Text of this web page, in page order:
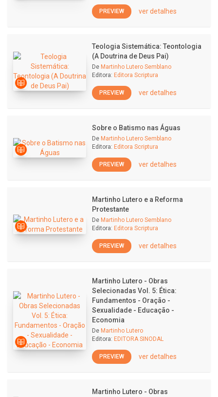
PREVIEW ver detalhes
Teologia Sistemática: Teontologia
(A Doutrina de Deus Pai)
De Martinho Lutero Semblano
Editora: Editora Scriptura
PREVIEW ver detalhes
Sobre o Batismo nas Águas
De Martinho Lutero Semblano
Editora: Editora Scriptura
PREVIEW ver detalhes
Martinho Lutero e a Reforma
Protestante
De Martinho Lutero Semblano
Editora: Editora Scriptura
PREVIEW ver detalhes
Martinho Lutero - Obras
Selecionadas Vol. 5: Ética:
Fundamentos - Oração -
Sexualidade - Educação -
Economia
De Martinho Lutero
Editora: EDITORA SINODAL
PREVIEW ver detalhes
Martinho Lutero - Obras